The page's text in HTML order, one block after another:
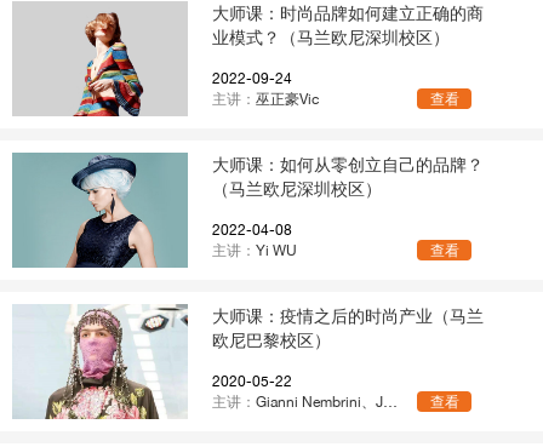
大师课：时尚品牌如何建立正确的商
业模式？（马兰欧尼深圳校区）
2022-09-24
主讲： 巫正豪Vic 查看
大师课：如何从零创立自己的品牌？
（马兰欧尼深圳校区）
2022-04-08
主讲： Yi WU 查看
大师课：疫情之后的时尚产业（马兰
欧尼巴黎校区）
2020-05-22
主讲： Gianni Nembrini、Jennifer 查看